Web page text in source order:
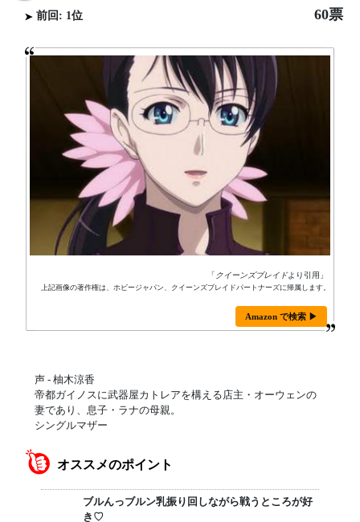
前回: 1位 60票
「 クイーンズブレイドより引用」
上記画像の著作権は、ホビージャパン、クイーンズブレイドパートナーズに帰属します。
Amazon で検索 ▶
声 - 柚木涼香
帝都ガイノスに武器屋カトレアを構える店主・オーウェンの
妻であり、息子・ラナの母親。
シングルマザー
オススメのポイント
ブルんっブルン乳振り回しながら戦うところが好
き♡